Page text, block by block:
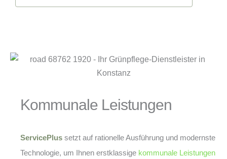
Kommunale Leistungen
ServicePlus setzt auf rationelle Ausführung und modernste
Technologie, um Ihnen erstklassige kommunale Leistungen